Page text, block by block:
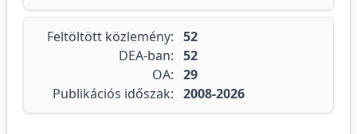
Feltöltött közlemény: 52
DEA-ban: 52
OA: 29
Publikációs időszak: 2008-2026